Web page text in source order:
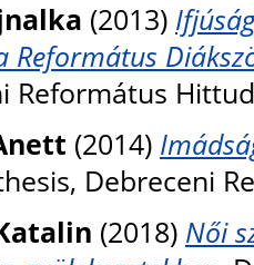
(2013)
Református
Református
(2014)
Debreceni
(2018) Női